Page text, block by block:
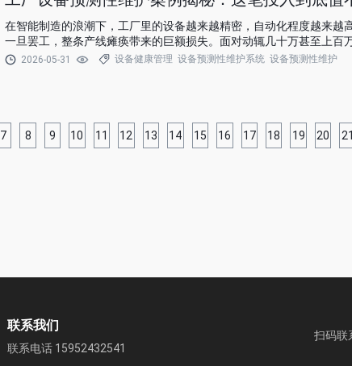
在智能制造的浪潮下，工厂里的设备越来越精密，自动化程度越来越
一旦罢工，整条产线瘫痪带来的巨额损失。面对动辄几十万甚至上百
统报价，很多管理者都会犹豫：工厂设备预测性维护有必要做吗？是
2026-05-31 设备健康管理 设备预测性维护系统 设备预测性维护
7 8 9 10 11 12 13 14 15 16 17 18 19 20 21
联系我们
联系电话 15952432541
扫码联